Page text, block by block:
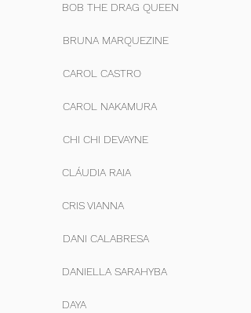
BOB THE DRAG QUEEN
BRUNA MARQUEZINE
CAROL CASTRO
CAROL NAKAMURA
CHI CHI DEVAYNE
CLÁUDIA RAIA
CRIS VIANNA
DANI CALABRESA
DANIELLA SARAHYBA
DAYA